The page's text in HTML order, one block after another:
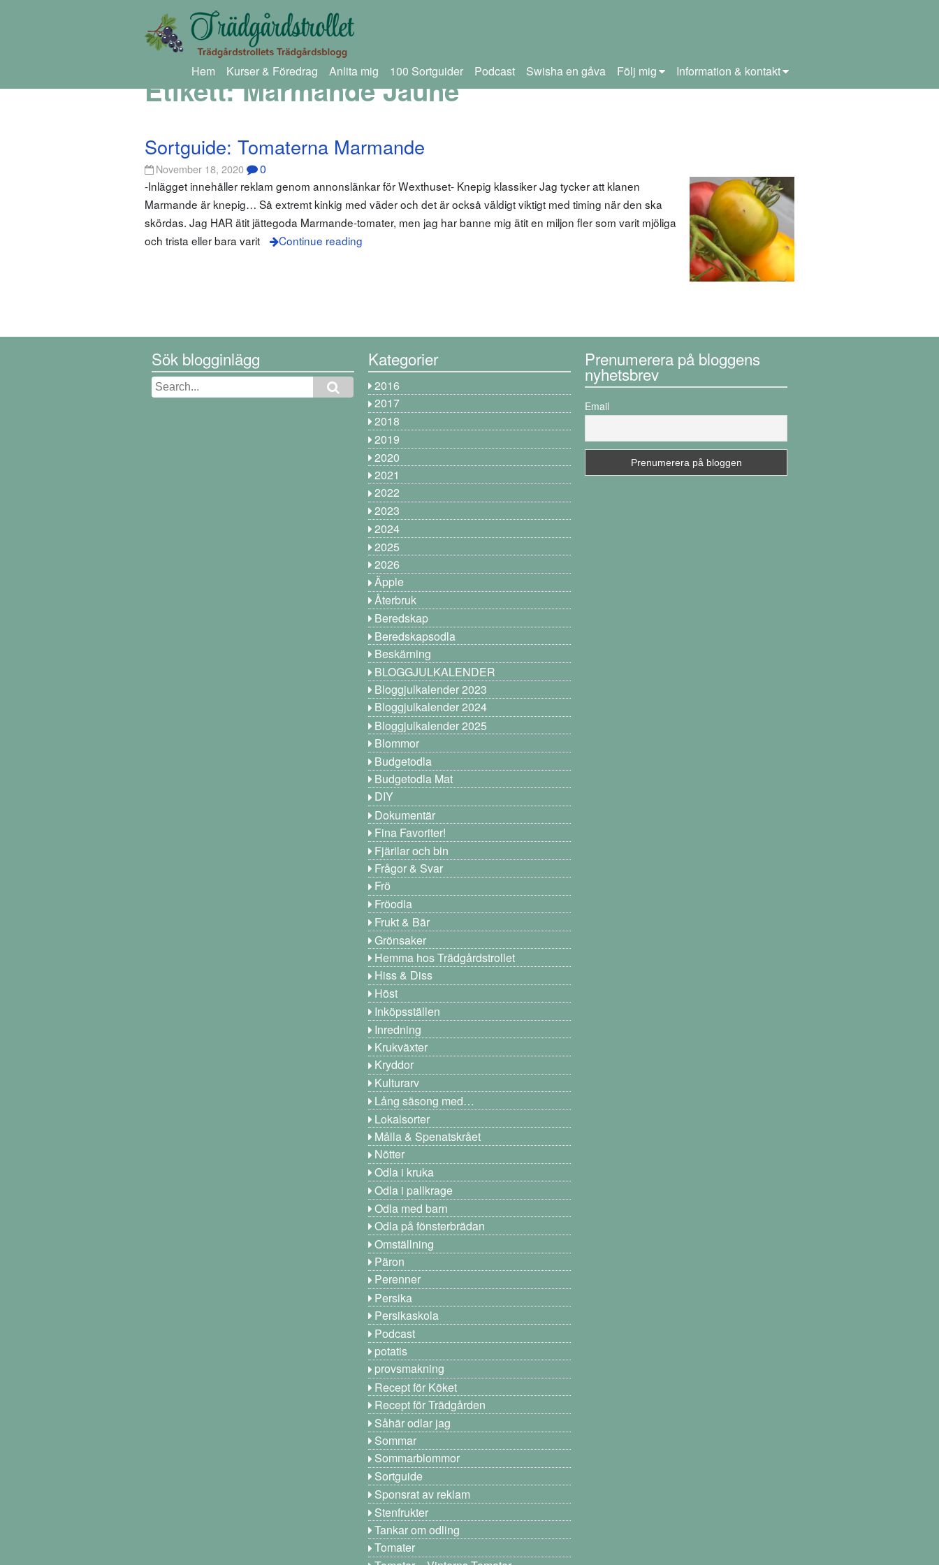
Hem Kurser & Föredrag Anlita mig 100 Sortguider Podcast Swisha en gåva Följ mig Information & kontakt
Etikett:Marmande Jaune
Sortguide: Tomaterna Marmande
November 18, 2020 0
-Inlägget innehåller reklam genom annonslänkar för Wexthuset- Knepig klassiker Jag tycker att klanen
Marmande är knepig… Så extremt kinkig med väder och det är också väldigt viktigt med timing när den ska
skördas. Jag HAR ätit jättegoda Marmande-tomater, men jag har banne mig ätit en miljon fler som varit mjöliga
och trista eller bara varit
Continue reading
Sök blogginlägg Kategorier
2016
2017
2018
2019
2020
2021
2022
2023
2024
2025
2026
Äpple
Återbruk
Beredskap
Beredskapsodla
Beskärning
BLOGGJULKALENDER
Bloggjulkalender 2023
Bloggjulkalender 2024
Bloggjulkalender 2025
Blommor
Budgetodla
Budgetodla Mat
DIY
Dokumentär
Fina Favoriter!
Fjärilar och bin
Frågor & Svar
Frö
Fröodla
Frukt & Bär
Grönsaker
Hemma hos Trädgårdstrollet
Hiss & Diss
Höst
Inköpsställen
Inredning
Krukväxter
Kryddor
Kulturarv
Lång säsong med…
Lokalsorter
Målla & Spenatskrået
Nötter
Odla i kruka
Odla i pallkrage
Odla med barn
Odla på fönsterbrädan
Omställning
Päron
Perenner
Persika
Persikaskola
Podcast
potatis
provsmakning
Recept för Köket
Recept för Trädgården
Såhär odlar jag
Sommar
Sommarblommor
Sortguide
Sponsrat av reklam
Stenfrukter
Tankar om odling
Tomater
Prenumerera på bloggens
nyhetsbrev
Email